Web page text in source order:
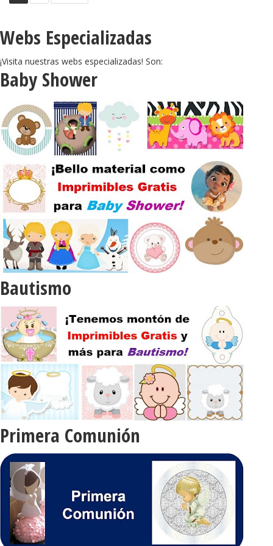
Webs Especializadas
¡Visita nuestras webs especializadas! Son:
Baby Shower
Bautismo
Primera Comunión